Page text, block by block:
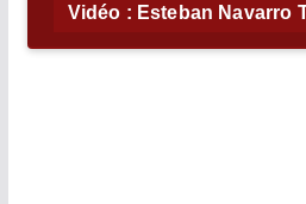
Vidéo : Esteban Navarro